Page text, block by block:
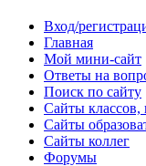
Вход/
Главная
Мой мини-сайт
Ответы на
Поиск по сайту
Сайты классов,
Сайты
Сайты коллег
Форумы